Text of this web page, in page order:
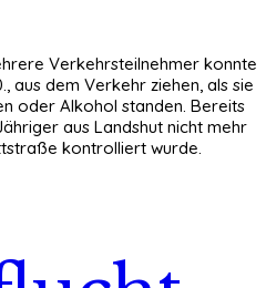
Verkehrsteilnehmer konnte
aus dem Verkehr ziehen, als sie
oder Alkohol standen. Bereits
aus Landshut nicht mehr
kontrolliert wurde.